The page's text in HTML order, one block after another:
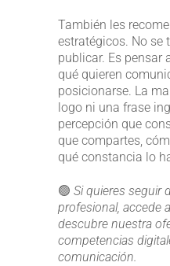
También les
estratégicos. No se
publicar. Es pensar
qué quieren
posicionarse. La
logo ni una frase
percepción que
que compartes,
qué constancia lo
🟢 Si quieres seguir
profesional, accede a
descubre nuestra
competencias
comunicación.